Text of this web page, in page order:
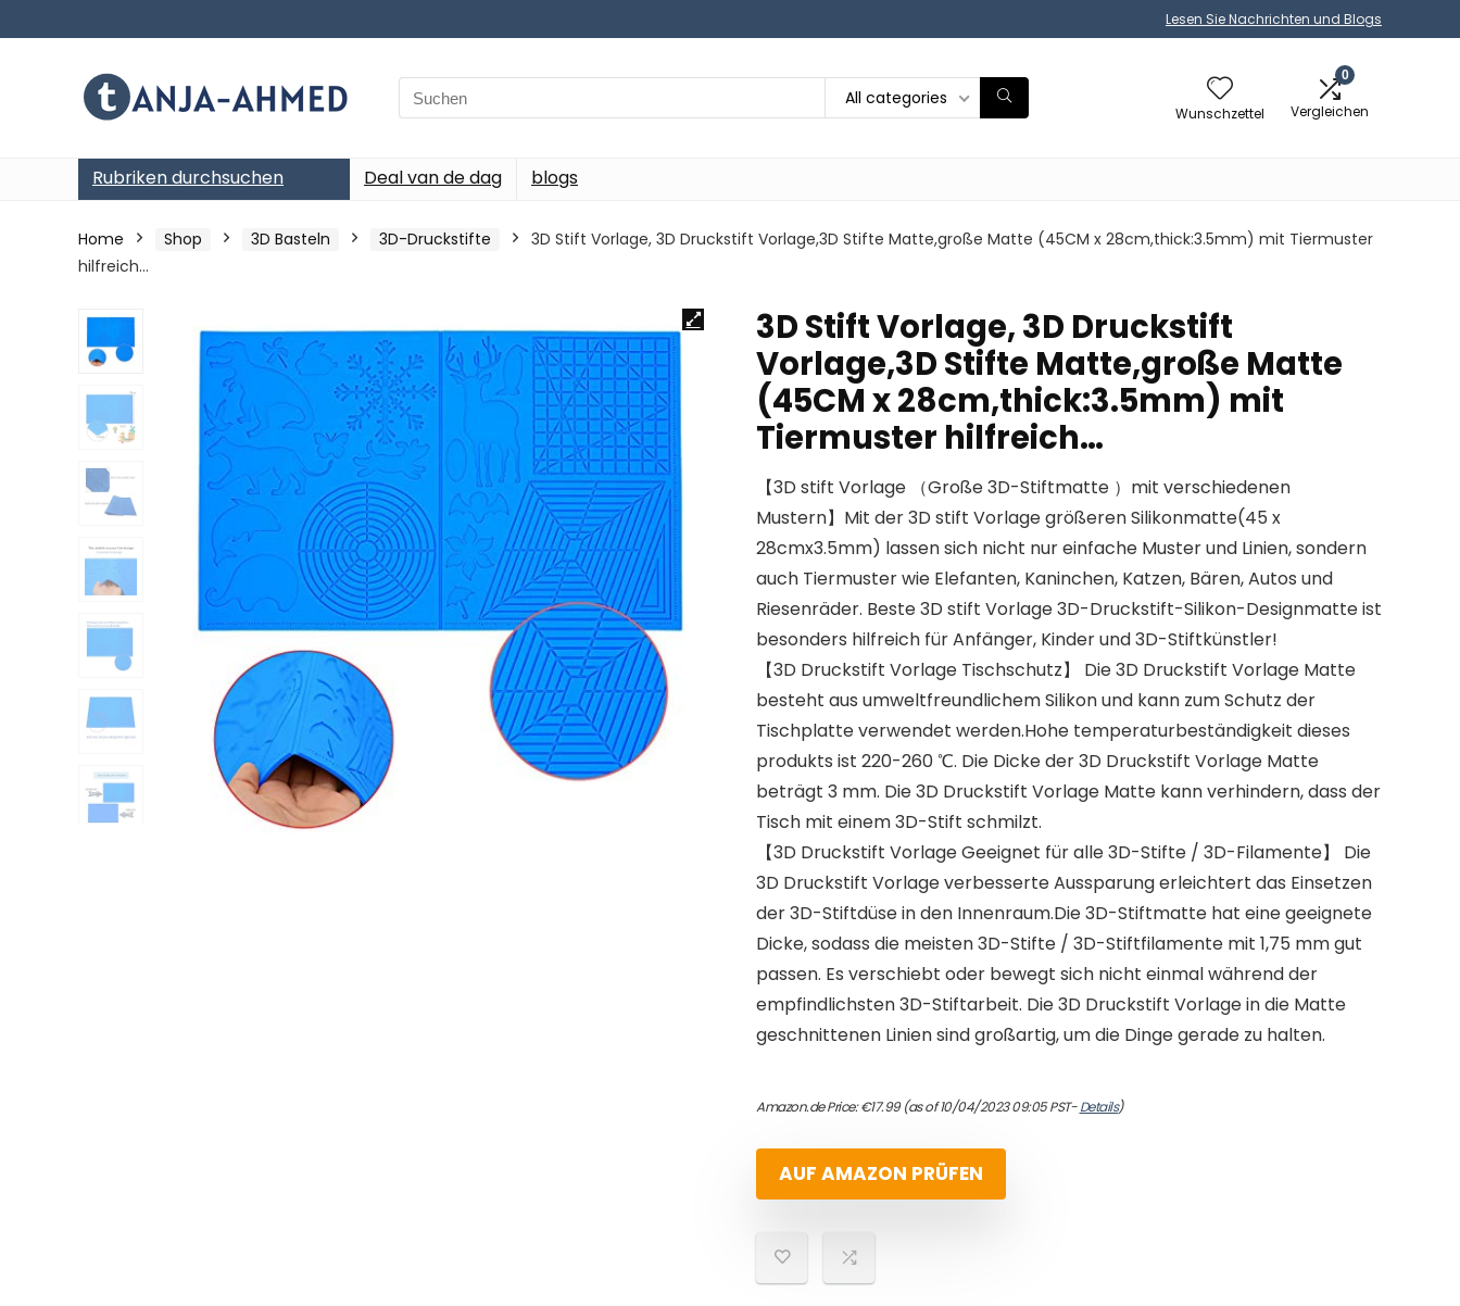
Lesen Sie Nachrichten und Blogs
Search
for:
All categories
Wunschzettel
0
Vergleichen
Rubriken durchsuchen Deal van de dag blogs
Home Shop 3D Basteln 3D-Druckstifte
3D Stift Vorlage, 3D Druckstift Vorlage,3D Stifte Matte,große Matte (45CM x 28cm,thick:3.5mm) mit Tiermuster
hilfreich…
3D Stift Vorlage, 3D Druckstift
Vorlage,3D Stifte Matte,große Matte
(45CM x 28cm,thick:3.5mm) mit
Tiermuster hilfreich…
【3D stift Vorlage （Große 3D-Stiftmatte ）mit verschiedenen
Mustern】Mit der 3D stift Vorlage größeren Silikonmatte(45 x
28cmx3.5mm) lassen sich nicht nur einfache Muster und Linien, sondern
auch Tiermuster wie Elefanten, Kaninchen, Katzen, Bären, Autos und
Riesenräder. Beste 3D stift Vorlage 3D-Druckstift-Silikon-Designmatte ist
besonders hilfreich für Anfänger, Kinder und 3D-Stiftkünstler!
【3D Druckstift Vorlage Tischschutz】 Die 3D Druckstift Vorlage Matte
besteht aus umweltfreundlichem Silikon und kann zum Schutz der
Tischplatte verwendet werden.Hohe temperaturbeständigkeit dieses
produkts ist 220-260 ℃. Die Dicke der 3D Druckstift Vorlage Matte
beträgt 3 mm. Die 3D Druckstift Vorlage Matte kann verhindern, dass der
Tisch mit einem 3D-Stift schmilzt.
【3D Druckstift Vorlage Geeignet für alle 3D-Stifte / 3D-Filamente】 Die
3D Druckstift Vorlage verbesserte Aussparung erleichtert das Einsetzen
der 3D-Stiftdüse in den Innenraum.Die 3D-Stiftmatte hat eine geeignete
Dicke, sodass die meisten 3D-Stifte / 3D-Stiftfilamente mit 1,75 mm gut
passen. Es verschiebt oder bewegt sich nicht einmal während der
empfindlichsten 3D-Stiftarbeit. Die 3D Druckstift Vorlage in die Matte
geschnittenen Linien sind großartig, um die Dinge gerade zu halten.
Amazon.de Price:€17.99(as of 10/04/2023 09:05 PST-Details)
AUF AMAZON PRÜFEN